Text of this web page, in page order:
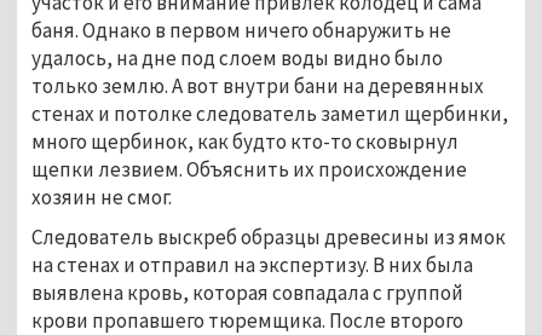
баня. Однако в первом ничего обнаружить не
удалось, на дне под слоем воды видно было
только землю. А вот внутри бани на деревянных
стенах и потолке следователь заметил щербинки,
много щербинок, как будто кто-то сковырнул
щепки лезвием. Объяснить их происхождение
хозяин не смог.
Следователь выскреб образцы древесины из ямок
на стенах и отправил на экспертизу. В них была
выявлена кровь, которая совпадала с группой
крови пропавшего тюремщика. После второго